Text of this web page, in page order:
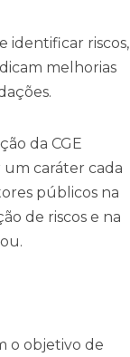
identificar riscos,
melhorias
da CGE
um caráter cada
públicos na
de riscos e na
o objetivo de